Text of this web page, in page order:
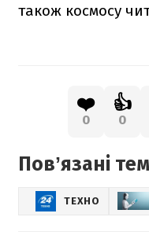
також космосу
❤️
0
👍
0
Повʼязані
ТЕХНО